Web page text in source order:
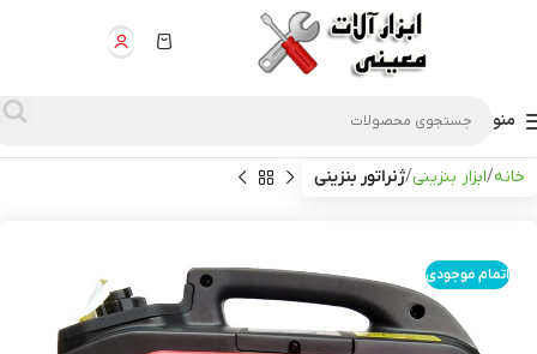
منو
خانه ابزار بنزینی ژنراتور بنزینی
اتمام موجودی